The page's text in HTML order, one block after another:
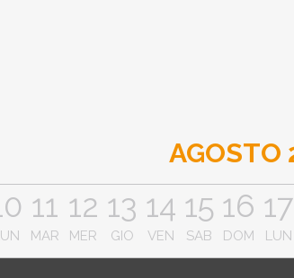
AGOSTO
11
MAR
12
MER
13
GIO
14
VEN
15
SAB
16
DOM
17
LUN